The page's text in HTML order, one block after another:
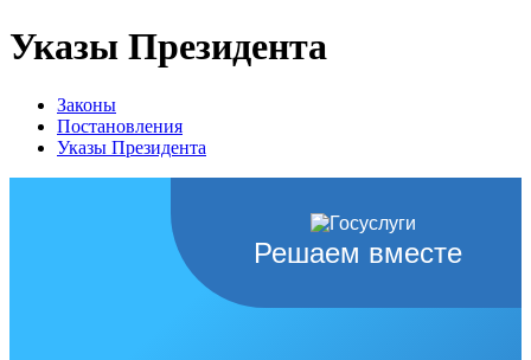
Указы Президента
Законы
Постановления
Указы Президента
Решаем вместе